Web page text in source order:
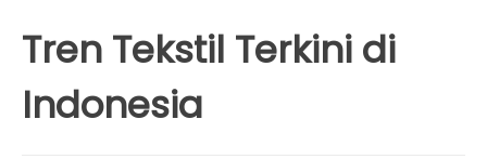
Tren Tekstil Terkini di
Indonesia